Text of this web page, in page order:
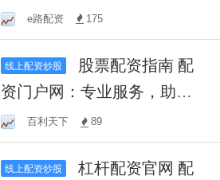
者，高效决策，共创财富未
来！
e路配资 175
线上配资炒股
资门户网：专业服务，助您
财富增值
百利天下 89
线上配资炒股
杠杆配资官网 配